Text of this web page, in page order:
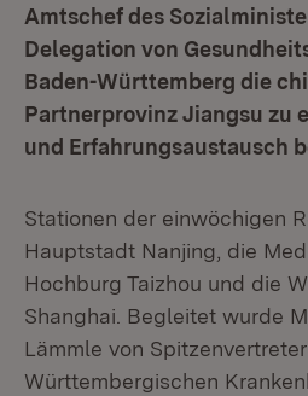
Amtschef des
Delegation von
Baden-Württemberg die
Partnerprovinz Jiangsu zu
und Erfahrungsaustausch
Stationen der einwöchigen
Hauptstadt Nanjing, die
Hochburg Taizhou und die
Shanghai. Begleitet wurde
Lämmle von
Württembergischen